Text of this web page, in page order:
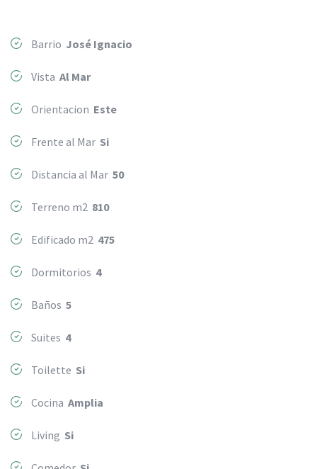
Barrio José Ignacio
Vista Al Mar
Orientacion Este
Frente al Mar Si
Distancia al Mar 50
Terreno m2 810
Edificado m2 475
Dormitorios 4
Baños 5
Suites 4
Toilette Si
Cocina Amplia
Living Si